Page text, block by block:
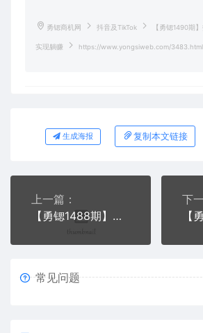
勇锶商机网 抖音及TikTok 【勇锶1490期
实现躺赚 https://www.yongsiweb.com/3483.html
生成海报 复制本文链接
上一篇：
【勇锶1488期】《抖音原创作者内容训练营》0基础+0资源+0经验，也能月入万元
下
常见问题